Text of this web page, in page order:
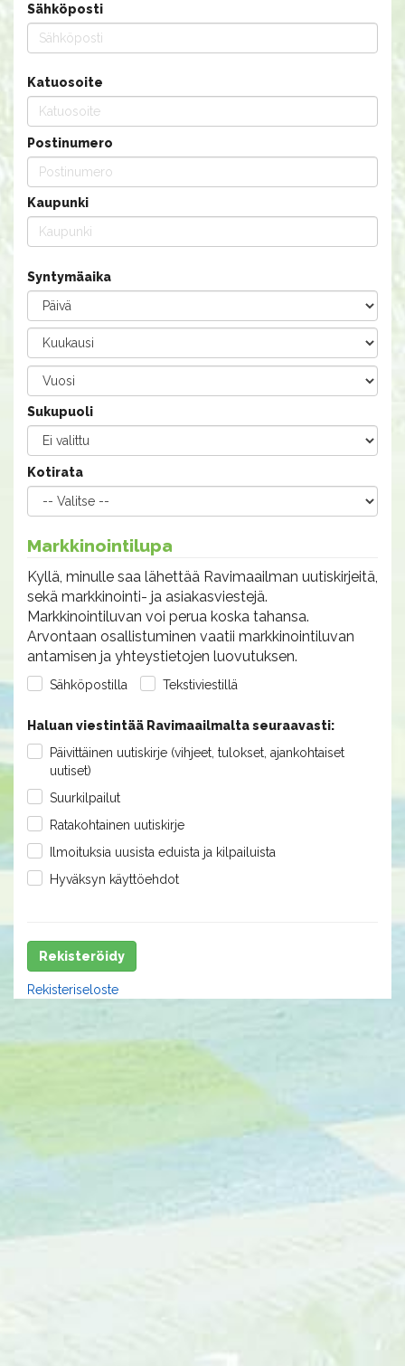
Sähköposti
Katuosoite
Postinumero
Kaupunki
Syntymäaika
Sukupuoli
Kotirata
Markkinointilupa
Kyllä, minulle saa lähettää Ravimaailman uutiskirjeitä,
sekä markkinointi- ja asiakasviestejä.
Markkinointiluvan voi perua koska tahansa.
Arvontaan osallistuminen vaatii markkinointiluvan
antamisen ja yhteystietojen luovutuksen.
Sähköpostilla Tekstiviestillä
Haluan viestintää Ravimaailmalta seuraavasti:
Päivittäinen uutiskirje (vihjeet, tulokset, ajankohtaiset
uutiset)
Suurkilpailut
Ratakohtainen uutiskirje
Ilmoituksia uusista eduista ja kilpailuista
Hyväksyn käyttöehdot
Rekisteröidy
Rekisteriseloste